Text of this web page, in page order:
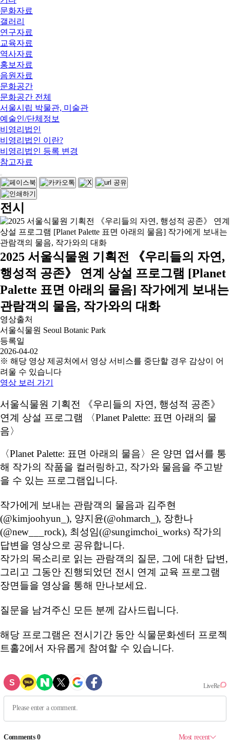
문화자료
갤러리
연구자료
교육자료
역사자료
홍보자료
음원자료
문화공간
문화공간 전체
서울시립 박물관, 미술관
예술인/단체정보
비영리법인
비영리법인 이란?
비영리법인 등록 변경
참고자료
전시
2025 서울식물원 기획전 《우리들의 자연,
행성적 공존》 연계 상설 프로그램 [Planet
Palette 표면 아래의 물음] 작가에게 보내는
관람객의 물음, 작가와의 대화
영상출처
서울식물원 Seoul Botanic Park
등록일
2026-04-02
※ 해당 영상 제공처에서 영상 서비스를 중단할 경우 감상이 어
려울 수 있습니다
영상 보러 가기
서울식물원 기획전 《우리들의 자연, 행성적 공존》
연계 상설 프로그램 〈Planet Palette: 표면 아래의 물
음〉
〈Planet Palette: 표면 아래의 물음〉은 양면 엽서를 통
해 작가의 작품을 컬러링하고, 작가와 물음을 주고받
을 수 있는 프로그램입니다.
작가에게 보내는 관람객의 물음과 김주현
(@kimjoohyun_), 양지윤(@ohmarch_), 장한나
(@new___rock), 최성임(@sungimchoi_works) 작가의
답변을 영상으로 공유합니다.
작가의 목소리로 읽는 관람객의 질문, 그에 대한 답변,
그리고 그동안 진행되었던 전시 연계 교육 프로그램
장면들을 영상을 통해 만나보세요.
질문을 남겨주신 모든 분께 감사드립니다.
해당 프로그램은 전시기간 동안 식물문화센터 프로젝
트홀2에서 자유롭게 참여할 수 있습니다.